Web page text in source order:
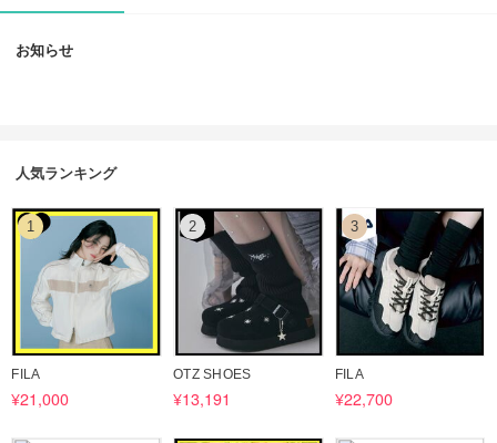
お知らせ
人気ランキング
1
FILA
¥21,000
2
OTZ SHOES
¥13,191
3
FILA
¥22,700